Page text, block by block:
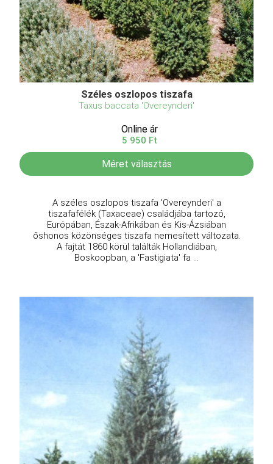
Széles oszlopos tiszafa
Taxus baccata 'Overeynderi'
Online ár
5 950 Ft
Méret választás
A széles oszlopos tiszafa 'Overeynderi' a
tiszafafélék (Taxaceae) családjába tartozó,
Európában, Észak-Afrikában és Kis-Ázsiában
őshonos közönséges tiszafa nemesített változata.
A fajtát 1860 körül találták Hollandiában,
Boskoopban, a 'Fastigiata' fa ...